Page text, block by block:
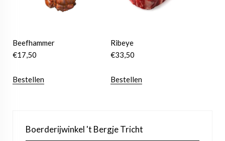
Beefhammer
€17,50
Bestellen
Ribeye
€33,50
Bestellen
Boerderijwinkel 't Bergje Tricht